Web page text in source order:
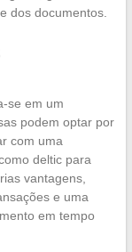
dos documentos.
se em um
podem optar por
com uma
deltic para
vantagens,
e uma
em tempo